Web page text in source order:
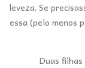
leveza. Se
essa (pelo menos
Duas filhas